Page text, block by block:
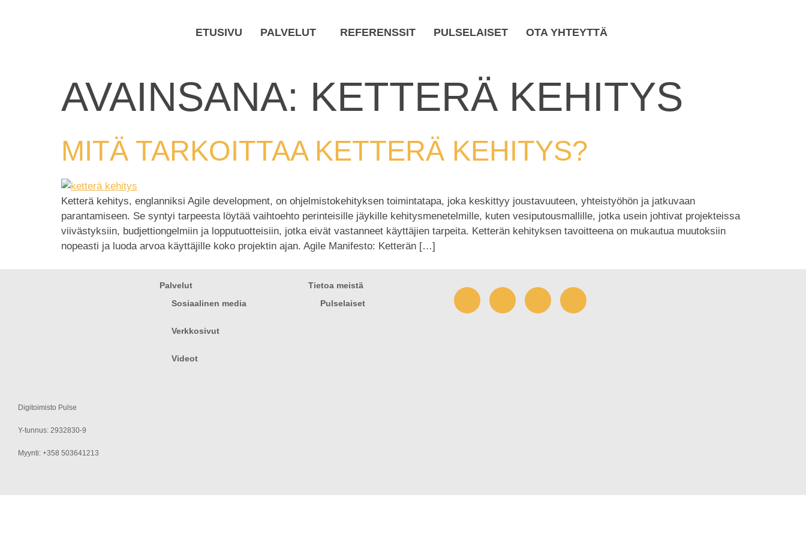
ETUSIVU PALVELUT REFERENSSIT PULSELAISET OTA YHTEYTTÄ
AVAINSANA: KETTERÄ KEHITYS
MITÄ TARKOITTAA KETTERÄ KEHITYS?
Ketterä kehitys, englanniksi Agile development, on ohjelmistokehityksen toimintatapa, joka keskittyy joustavuuteen, yhteistyöhön ja jatkuvaan
parantamiseen. Se syntyi tarpeesta löytää vaihtoehto perinteisille jäykille kehitysmenetelmille, kuten vesiputousmallille, jotka usein johtivat projekteissa
viivästyksiin, budjettiongelmiin ja lopputuotteisiin, jotka eivät vastanneet käyttäjien tarpeita. Ketterän kehityksen tavoitteena on mukautua muutoksiin
nopeasti ja luoda arvoa käyttäjille koko projektin ajan. Agile Manifesto: Ketterän […]
Digitoimisto Pulse
Y-tunnus: 2932830-9
Myynti: +358 503641213
Palvelut
Sosiaalinen media
Verkkosivut
Videot
Tietoa meistä
Pulselaiset